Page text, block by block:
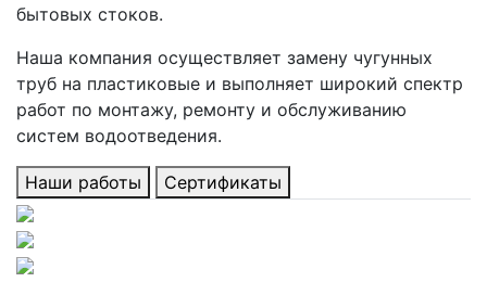
бытовых стоков.
Наша компания осуществляет замену чугунных
труб на пластиковые и выполняет широкий спектр
работ по монтажу, ремонту и обслуживанию
систем водоотведения.
Наши работы Сертификаты